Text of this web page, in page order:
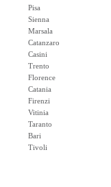
Pisa
Sienna
Marsala
Catanzaro
Casini
Trento
Florence
Catania
Firenzi
Vitinia
Taranto
Bari
Tivoli